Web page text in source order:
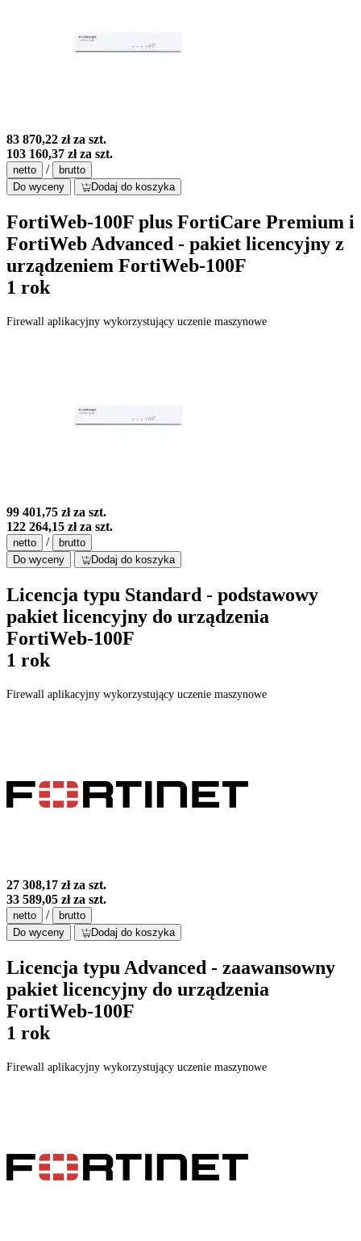
83 870,22 złza szt.
103 160,37 złza szt.
netto /
brutto
Do wyceny
Dodaj do koszyka
FortiWeb-100F plus FortiCare Premium i
FortiWeb Advanced - pakiet licencyjny z
urządzeniem FortiWeb-100F
1 rok
Firewall aplikacyjny wykorzystujący uczenie maszynowe
99 401,75 złza szt.
122 264,15 złza szt.
netto /
brutto
Do wyceny
Dodaj do koszyka
Licencja typu Standard - podstawowy
pakiet licencyjny do urządzenia
FortiWeb-100F
1 rok
Firewall aplikacyjny wykorzystujący uczenie maszynowe
27 308,17 złza szt.
33 589,05 złza szt.
netto /
brutto
Do wyceny
Dodaj do koszyka
Licencja typu Advanced - zaawansowny
pakiet licencyjny do urządzenia
FortiWeb-100F
1 rok
Firewall aplikacyjny wykorzystujący uczenie maszynowe